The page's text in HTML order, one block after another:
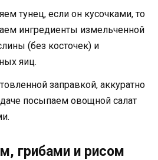
тунец, если он кусочками, то
ингредиенты измельченной
(без косточек) и
яиц.
заправкой, аккуратно
посыпаем овощной салат
грибами и рисом